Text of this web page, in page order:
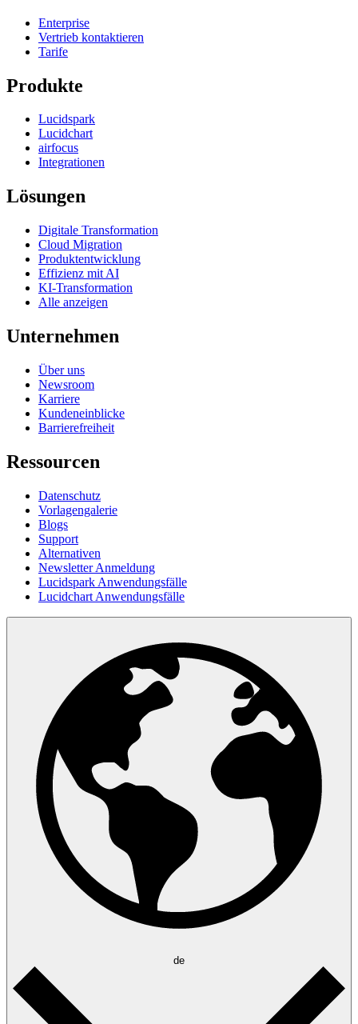
Enterprise
Vertrieb kontaktieren
Tarife
Produkte
Lucidspark
Lucidchart
airfocus
Integrationen
Lösungen
Digitale Transformation
Cloud Migration
Produktentwicklung
Effizienz mit AI
KI-Transformation
Alle anzeigen
Unternehmen
Über uns
Newsroom
Karriere
Kundeneinblicke
Barrierefreiheit
Ressourcen
Datenschutz
Vorlagengalerie
Blogs
Support
Alternativen
Newsletter Anmeldung
Lucidspark Anwendungsfälle
Lucidchart Anwendungsfälle
de